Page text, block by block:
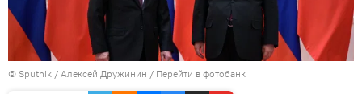
© Sputnik / Алексей Дружинин / Перейти в фотобанк